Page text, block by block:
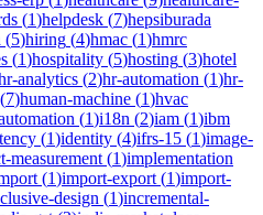
(1)helpdesk (7)hepsiburada
(5)hiring (4)hmac (1)hmrc
(1)hospitality (5)hosting (3)hotel
analytics (2)hr-automation (1)hr-
(7)human-machine (1)hvac
(1)i18n (2)iam (1)ibm
(1)identity (4)ifrs-15 (1)image-
measurement (1)implementation
(1)import-export (1)import-
design (1)incremental-